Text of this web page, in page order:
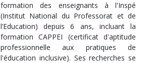
formation des enseignants à l'Inspé
(Institut National du Professorat et de
l’Education) depuis 6 ans, incluant la
formation CAPPEI (certificat d'aptitude
professionnelle aux pratiques de
l'éducation inclusive). Ses recherches se